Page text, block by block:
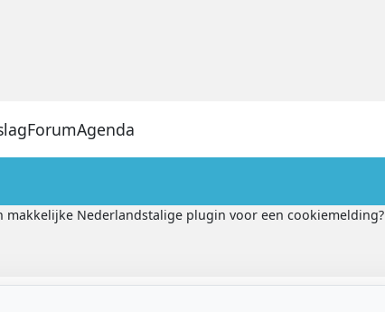
ForumAgenda
makkelijke Nederlandstalige plugin voor een cookiemelding?